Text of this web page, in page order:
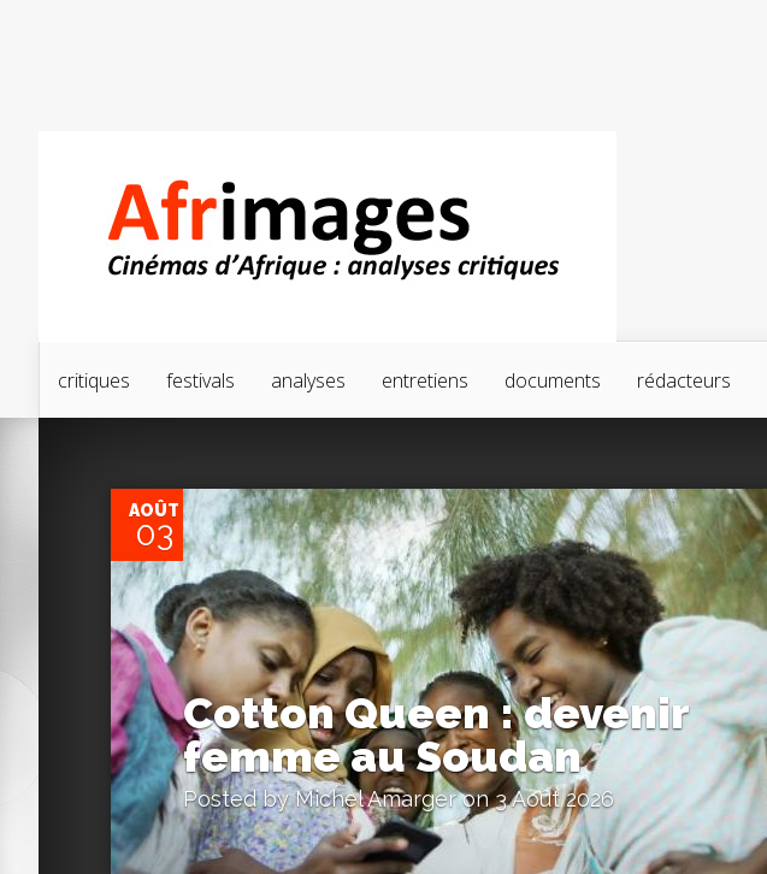
critiques festivals analyses entretiens documents rédacteurs
AOÛT
03
Cotton Queen : devenir
femme au Soudan
Posted byMichel Amargeron 3 Août 2026